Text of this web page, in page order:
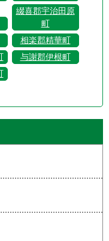
綴喜郡宇治田原
町
相楽郡精華町
与謝郡伊根町